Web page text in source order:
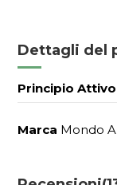
Dettagli del
Principio Attivo
Marca Mondo